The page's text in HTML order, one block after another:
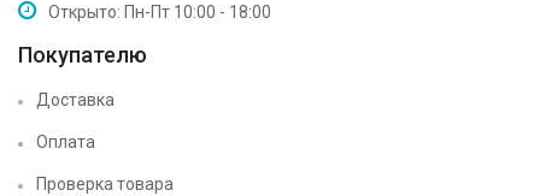
Открыто: Пн-Пт 10:00 - 18:00
Покупателю
Доставка
Оплата
Проверка товара